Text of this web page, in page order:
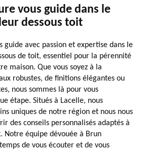
vous guide dans le
dessous toit
guide avec passion et expertise dans le
de toit, essentiel pour la pérennité
maison. Que vous soyez à la
robustes, de finitions élégantes ou
nous sommes là pour vous
étape. Situés à Lacelle, nous
uniques de notre région et nous nous
des conseils personnalisés adaptés à
Notre équipe dévouée à Brun
de vous écouter et de vous